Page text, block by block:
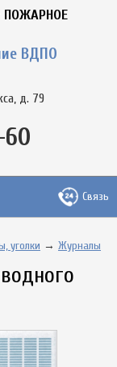
ПОЖАРНОЕ
ВДПО
д. 79
60
Связь
уголки → Журналы